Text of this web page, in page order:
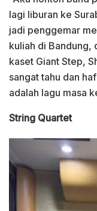
lagi liburan ke
jadi penggemar
kuliah di Bandung,
kaset Giant Step,
sangat tahu dan
adalah lagu masa
String Quartet